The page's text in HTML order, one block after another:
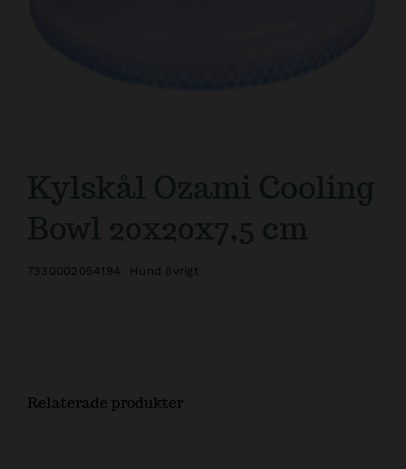
Kylskål Ozami Cooling
Bowl 20x20x7,5 cm
7330002054194 Hund övrigt
Relaterade produkter